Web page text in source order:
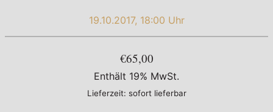
19.10.2017, 18:00 Uhr
€65,00
Enthält 19% MwSt.
Lieferzeit: sofort lieferbar